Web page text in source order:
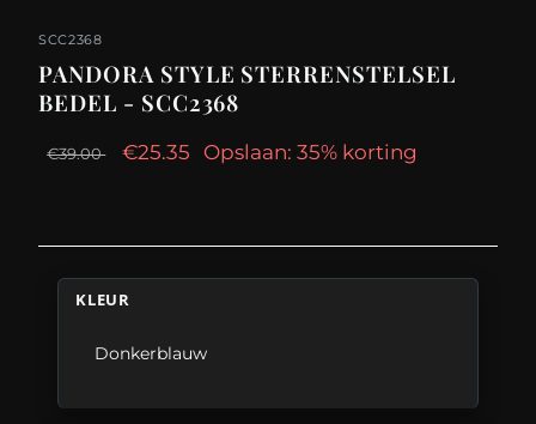
SCC2368
PANDORA STYLE STERRENSTELSEL
BEDEL - SCC2368
€39.00 €25.35 Opslaan: 35% korting
KLEUR
Donkerblauw